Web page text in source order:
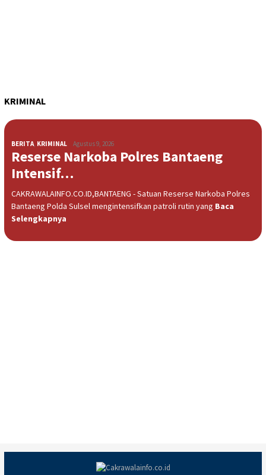
KRIMINAL
BERITA, KRIMINAL Agustus 9, 2026
Reserse Narkoba Polres Bantaeng
Intensif…
CAKRAWALAINFO.CO.ID,BANTAENG - Satuan Reserse Narkoba Polres
Bantaeng Polda Sulsel mengintensifkan patroli rutin yang Baca
Selengkapnya